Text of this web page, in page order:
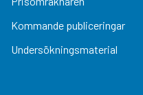
Kommande publiceringar
Undersökningsmaterial